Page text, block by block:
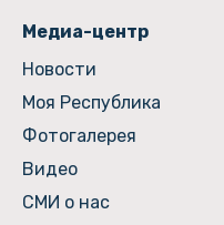
Медиа-центр
Новости
Моя Республика
Фотогалерея
Видео
СМИ о нас